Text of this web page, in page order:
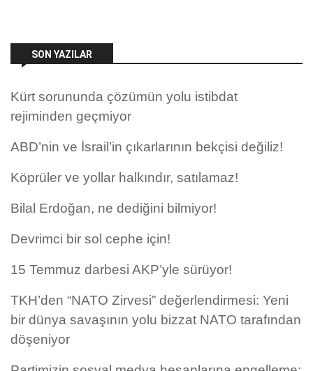
SON YAZILAR
Kürt sorununda çözümün yolu istibdat
rejiminden geçmiyor
ABD’nin ve İsrail’in çıkarlarının bekçisi değiliz!
Köprüler ve yollar halkındır, satılamaz!
Bilal Erdoğan, ne dediğini bilmiyor!
Devrimci bir sol cephe için!
15 Temmuz darbesi AKP’yle sürüyor!
TKH’den “NATO Zirvesi” değerlendirmesi: Yeni
bir dünya savaşının yolu bizzat NATO tarafından
döşeniyor